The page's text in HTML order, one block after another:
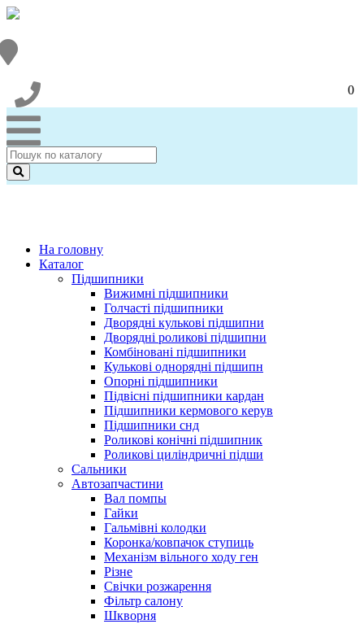
0
На головну
Каталог
Підшипники
Вижимні підшипники
Голчасті підшипники
Дворядні кулькові підшипни
Дворядні роликові підшипни
Комбіновані підшипники
Кулькові однорядні підшипн
Опорні підшипники
Підвісні підшипники кардан
Підшипники кермового керув
Підшипники снд
Роликові конічні підшипник
Роликові циліндричні підши
Сальники
Автозапчастини
Вал помпы
Гайки
Гальмівні колодки
Коронка/ковпачок ступиць
Механізм вільного ходу ген
Різне
Свічки розжарення
Фільтр салону
Шкворня